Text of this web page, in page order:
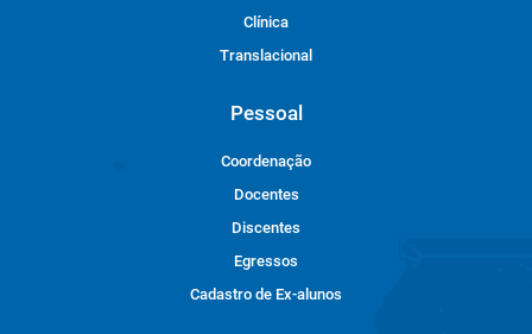
Clínica
Translacional
Pessoal
Coordenação
Docentes
Discentes
Egressos
Cadastro de Ex-alunos